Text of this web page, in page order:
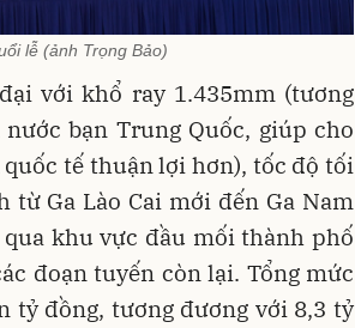
lễ (ảnh Trọng Bảo)
với khổ ray 1.435mm (tương
bạn Trung Quốc, giúp cho
tế thuận lợi hơn), tốc độ tối
Ga Lào Cai mới đến Ga Nam
khu vực đầu mối thành phố
đoạn tuyến còn lại. Tổng mức
tỷ đồng, tương đương với 8,3 tỷ